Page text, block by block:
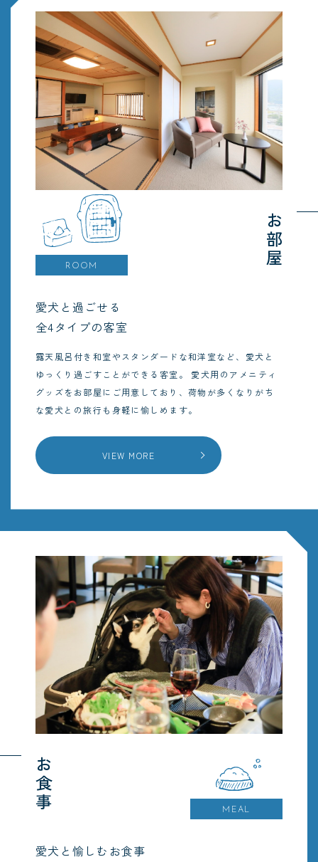
ROOM お部屋
愛犬と過ごせる
全4タイプの客室
露天風呂付き和室やスタンダードな和洋室など、愛犬と
ゆっくり過ごすことができる客室。
愛犬用のアメニティ
グッズをお部屋にご用意しており、荷物が多くなりがち
な愛犬との旅行も身軽に愉しめます。
VIEW MORE
MEAL
お食事
愛犬と愉しむお食事